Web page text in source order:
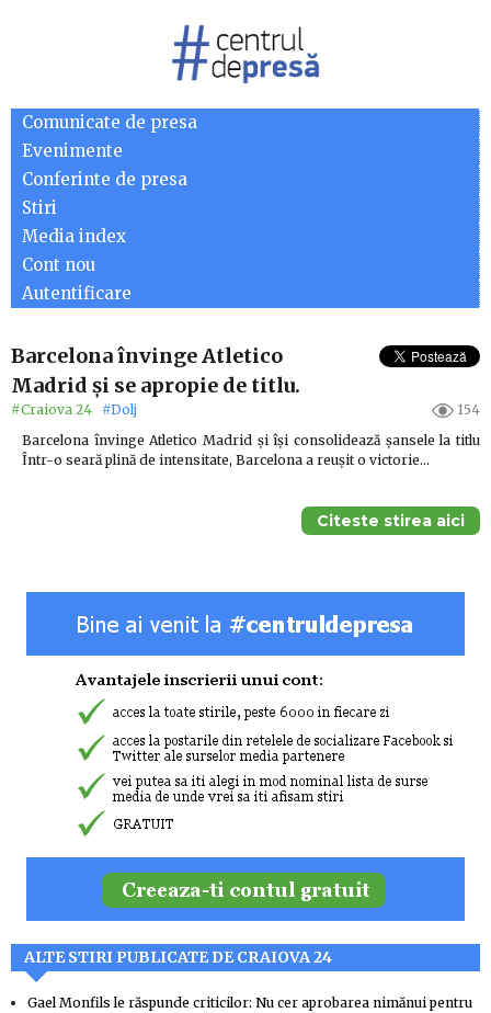
Comunicate de presa
Evenimente
Conferinte de presa
Stiri
Media index
Cont nou
Autentificare
Barcelona învinge Atletico
Madrid și se apropie de titlu.
#Craiova 24 #Dolj
154
Barcelona învinge Atletico Madrid și își consolidează șansele la titlu
Într-o seară plină de intensitate, Barcelona a reușit o victorie…
Citeste stirea aici
ALTE STIRI PUBLICATE DE CRAIOVA 24
Gael Monfils le răspunde criticilor: Nu cer aprobarea nimănui pentru